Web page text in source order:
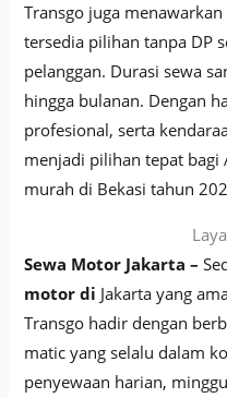
Transgo juga
tersedia pilihan tanpa DP
pelanggan. Durasi sewa
hingga bulanan. Dengan
profesional, serta
menjadi pilihan tepat bagi
murah di Bekasi tahun
Sewa Motor Jakarta –
motor di Jakarta yang
Transgo hadir dengan
matic yang selalu dalam
penyewaan harian,